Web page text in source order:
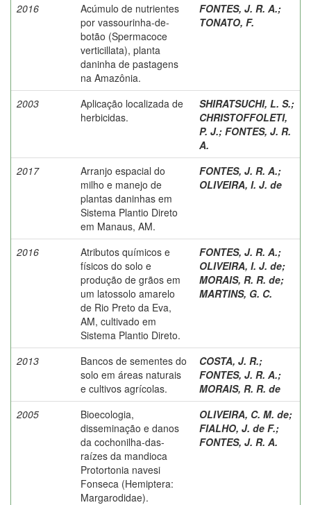
2016
Acúmulo de nutrientes
por vassourinha-de-
botão (Spermacoce
verticillata), planta
daninha de pastagens
na Amazônia.
FONTES, J. R. A.;
TONATO, F.
2003
Aplicação localizada de
herbicidas.
SHIRATSUCHI, L. S.;
CHRISTOFFOLETI,
P. J.; FONTES, J. R.
A.
2017
Arranjo espacial do
milho e manejo de
plantas daninhas em
Sistema Plantio Direto
em Manaus, AM.
FONTES, J. R. A.;
OLIVEIRA, I. J. de
2016
Atributos químicos e
físicos do solo e
produção de grãos em
um latossolo amarelo
de Rio Preto da Eva,
AM, cultivado em
Sistema Plantio Direto.
FONTES, J. R. A.;
OLIVEIRA, I. J. de;
MORAIS, R. R. de;
MARTINS, G. C.
2013
Bancos de sementes do
solo em áreas naturais
e cultivos agrícolas.
COSTA, J. R.;
FONTES, J. R. A.;
MORAIS, R. R. de
2005
Bioecologia,
disseminação e danos
da cochonilha-das-
raízes da mandioca
Protortonia navesi
Fonseca (Hemiptera:
Margarodidae).
OLIVEIRA, C. M. de;
FIALHO, J. de F.;
FONTES, J. R. A.